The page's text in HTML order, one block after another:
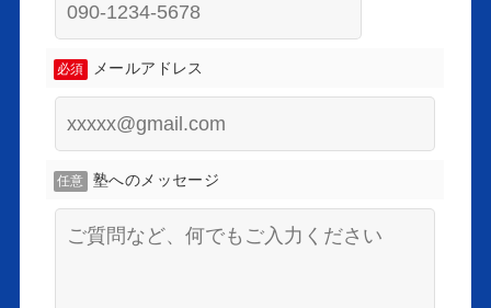
必須 メールアドレス
任意 塾へのメッセージ